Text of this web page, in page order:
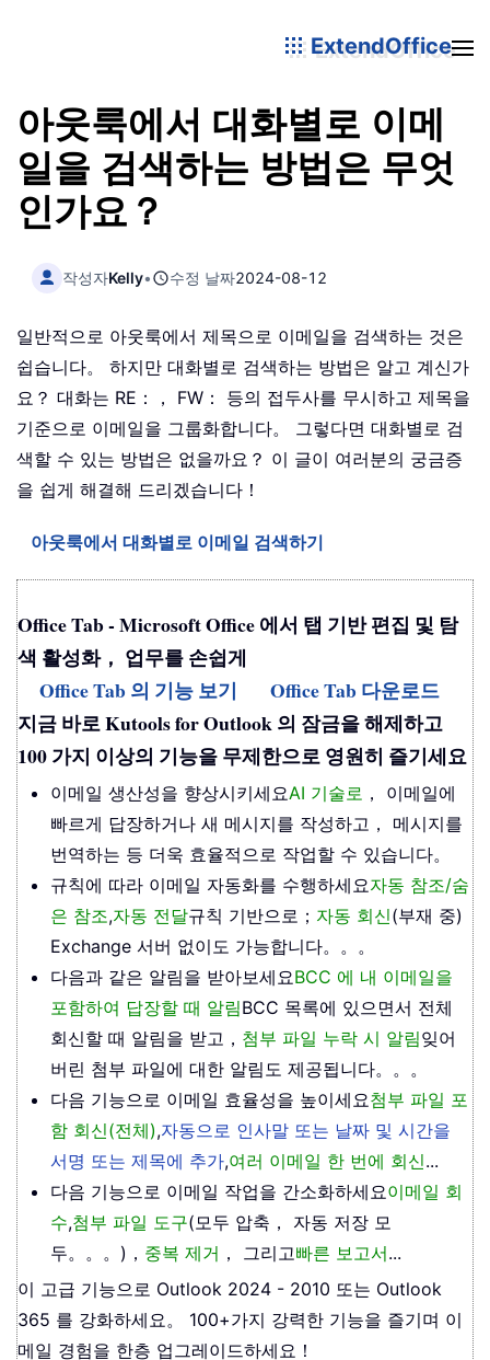
ExtendOffice
아웃룩에서 대화별로 이메
일을 검색하는 방법은 무엇
인가요？
작성자Kelly• 수정 날짜2024-08-12
일반적으로 아웃룩에서 제목으로 이메일을 검색하는 것은
쉽습니다。 하지만 대화별로 검색하는 방법은 알고 계신가
요？ 대화는 RE：， FW： 등의 접두사를 무시하고 제목을
기준으로 이메일을 그룹화합니다。 그렇다면 대화별로 검
색할 수 있는 방법은 없을까요？ 이 글이 여러분의 궁금증
을 쉽게 해결해 드리겠습니다！
아웃룩에서 대화별로 이메일 검색하기
Office Tab - Microsoft Office 에서 탭 기반 편집 및 탐
색 활성화， 업무를 손쉽게
Office Tab 의 기능 보기
Office Tab 다운로드
지금 바로 Kutools for Outlook 의 잠금을 해제하고
100 가지 이상의 기능을 무제한으로 영원히 즐기세요
이메일 생산성을 향상시키세요AI 기술로 ， 이메일에
빠르게 답장하거나 새 메시지를 작성하고， 메시지를
번역하는 등 더욱 효율적으로 작업할 수 있습니다。
규칙에 따라 이메일 자동화를 수행하세요자동 참조/숨
은 참조,자동 전달규칙 기반으로； 자동 회신(부재 중)
Exchange 서버 없이도 가능합니다。。。
다음과 같은 알림을 받아보세요BCC 에 내 이메일을
포함하여 답장할 때 알림BCC 목록에 있으면서 전체
회신할 때 알림을 받고， 첨부 파일 누락 시 알림잊어
버린 첨부 파일에 대한 알림도 제공됩니다。。。
다음 기능으로 이메일 효율성을 높이세요첨부 파일 포
함 회신(전체),자동으로 인사말 또는 날짜 및 시간을
서명 또는 제목에 추가,여러 이메일 한 번에 회신...
다음 기능으로 이메일 작업을 간소화하세요이메일 회
수,첨부 파일 도구(모두 압축， 자동 저장 모
두。。。)， 중복 제거 ， 그리고빠른 보고서...
이 고급 기능으로 Outlook 2024 - 2010 또는 Outlook
365 를 강화하세요。 100+가지 강력한 기능을 즐기며 이
메일 경험을 한층 업그레이드하세요！